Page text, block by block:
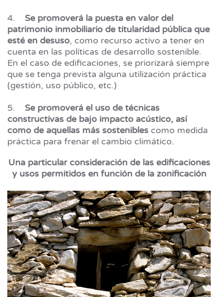
4. Se promoverá la puesta en valor del
patrimonio inmobiliario de titularidad pública que
esté en desuso, como recurso activo a tener en
cuenta en las políticas de desarrollo sostenible.
En el caso de edificaciones, se priorizará siempre
que se tenga prevista alguna utilización práctica
(gestión, uso público, etc.)
5. Se promoverá el uso de técnicas
constructivas de bajo impacto acústico, así
como de aquellas más sostenibles como medida
práctica para frenar el cambio climático.
Una particular consideración de las edificaciones
y usos permitidos en función de la zonificación